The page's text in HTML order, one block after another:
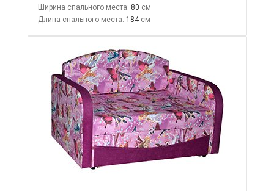
Ширина спального места: 80
Длина спального места: 184